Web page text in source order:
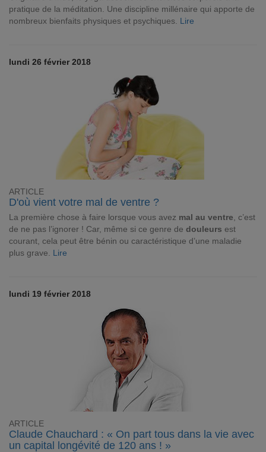
pratique de la méditation. Une discipline millénaire qui apporte de
nombreux bienfaits physiques et psychiques. Lire
lundi 26 février 2018
ARTICLE
D'où vient votre mal de ventre ?
La première chose à faire lorsque vous avez mal au ventre , c’est
de ne pas l’ignorer ! Car, même si ce genre de douleurs est
courant, cela peut être bénin ou caractéristique d’une maladie
plus grave. Lire
lundi 19 février 2018
ARTICLE
Claude Chauchard : « On part tous dans la vie avec
un capital longévité de 120 ans ! »